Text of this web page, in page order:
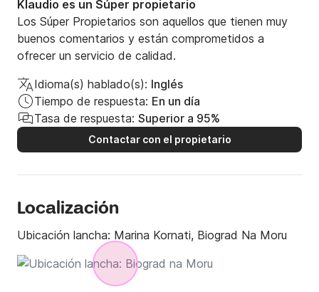
Klaudio es un Súper propietario
Los Súper Propietarios son aquellos que tienen muy
buenos comentarios y están comprometidos a
ofrecer un servicio de calidad.
Idioma(s) hablado(s): Inglés
Tiempo de respuesta: En un día
Tasa de respuesta: Superior a 95%
Contactar con el propietario
Localización
Ubicación lancha: Marina Kornati, Biograd Na Moru